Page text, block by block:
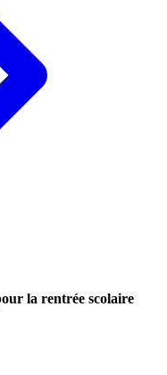
la rentrée scolaire